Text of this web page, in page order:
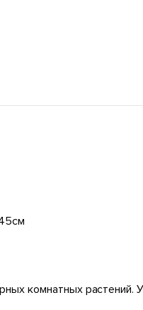
комнатных растений.